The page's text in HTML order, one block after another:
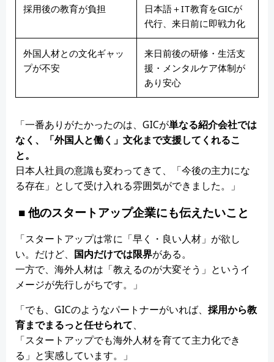
採用後の教育が負担
日本語＋IT教育をGICが
代行、来日前に即戦力化
外国人材との文化ギャッ
プが不安
来日前後の研修・生活支
援・メンタルケア体制が
あり安心
「一番ありがたかったのは、GICが単なる紹介会社では
なく、「外国人と働く」 文化まで支援してくれるこ
と。
日本人社員の意識も変わってきて、「今後の主力にな
る存在」として受け入れる雰囲気ができました。」
■ 他のスタートアップ企業にも伝えたいこと
「スタートアップは常に「早く・良い人材」が欲し
い。だけど、 国内だけでは限界がある。
一方で、海外人材は「教えるのが大変そう」というイ
メージが先行しがちです。」
「でも、GICのようなパートナーがいれば、 採用から教
育までまるっと任せられて、
「スタートアップでも海外人材を育てて主力化でき
る」と実感しています。」